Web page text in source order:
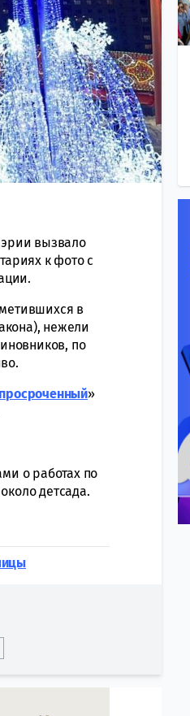
вызвало
к фото с
в
нежели
по
»
о работах по
детсада.